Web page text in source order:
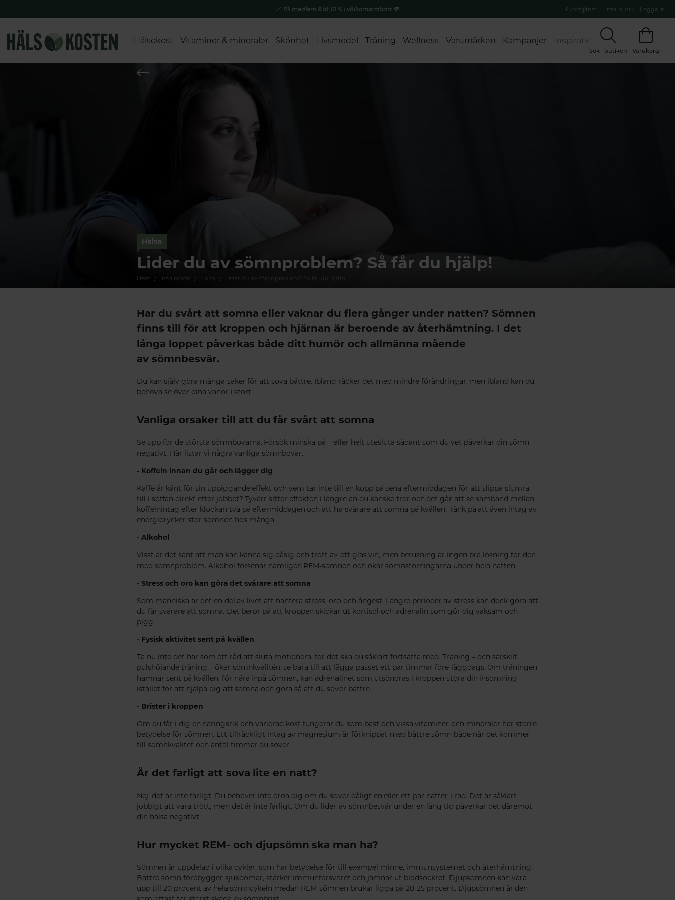
Bli medlem & få 10 % i välkomstrabatt 💚 Kundtjänst Hitta butik Logga in
Hälsokost Vitaminer & mineraler Skönhet Livsmedel Träning Wellness Varumärken Kampanjer Inspiration
Sök i butiken Varukorg
Hälsa
Lider du av sömnproblem? Så får du hjälp!
Hem Inspiration Hälsa Lider du av sömnproblem? Så får du hjälp!
Har du svårt att somna eller vaknar du flera gånger under natten? Sömnen
finns till för att kroppen och hjärnan är beroende av återhämtning. I det
långa loppet påverkas både ditt humör och allmänna mående
av sömnbesvär.
Du kan själv göra många saker för att sova bättre. Ibland räcker det med mindre förändringar, men ibland kan du
behöva se över dina vanor i stort.
Vanliga orsaker till att du får svårt att somna
Se upp för de största sömnbovarna. Försök minska på – eller helt utesluta sådant som du vet påverkar din sömn
negativt. Här listar vi några vanliga sömnbovar.
- Koffein innan du går och lägger dig
Kaffe är känt för sin uppiggande effekt och vem tar inte till en kopp på sena eftermiddagen för att slippa slumra
till i soffan direkt efter jobbet? Tyvärr sitter effekten i längre än du kanske tror och det går att se samband mellan
koffeinintag efter klockan två på eftermiddagen och att ha svårare att somna på kvällen. Tänk på att även intag av
energidrycker stör sömnen hos många.
- Alkohol
Visst är det sant att man kan känna sig dåsig och trött av ett glas vin, men berusning är ingen bra lösning för den
med sömnproblem. Alkohol försenar nämligen REM-sömnen och ökar sömnstörningarna under hela natten.
- Stress och oro kan göra det svårare att somna
Som människa är det en del av livet att hantera stress, oro och ångest. Längre perioder av stress kan dock göra att
du får svårare att somna. Det beror på att kroppen skickar ut kortisol och adrenalin som gör dig vaksam och
pigg.
- Fysisk aktivitet sent på kvällen
Ta nu inte det här som ett råd att sluta motionera, för det ska du såklart fortsätta med. Träning – och särskilt
pulshöjande träning – ökar sömnkvalitén, se bara till att lägga passet ett par timmar före läggdags. Om träningen
hamnar sent på kvällen, för nära inpå sömnen, kan adrenalinet som utsöndras i kroppen störa din insomning
istället för att hjälpa dig att somna och göra så att du sover bättre.
- Brister i kroppen
Om du får i dig en näringsrik och varierad kost fungerar du som bäst och vissa vitaminer och mineraler har större
betydelse för sömnen. Ett tillräckligt intag av magnesium är förknippat med bättre sömn både när det kommer
till sömnkvalitet och antal timmar du sover.
Är det farligt att sova lite en natt?
Nej, det är inte farligt. Du behöver inte oroa dig om du sover dåligt en eller ett par nätter i rad. Det är såklart
jobbigt att vara trött, men det är inte farligt. Om du lider av sömnbesvär under en lång tid påverkar det däremot
din hälsa negativt.
Hur mycket REM- och djupsömn ska man ha?
Sömnen är uppdelad i olika cykler, som har betydelse för till exempel minne, immunsystemet och återhämtning.
Bättre sömn förebygger sjukdomar, stärker immunförsvaret och jämnar ut blodsockret. Djupsömnen kan vara
upp till 20 procent av hela sömncykeln medan REM-sömnen brukar ligga på 20-25 procent. Djupsömnen är den